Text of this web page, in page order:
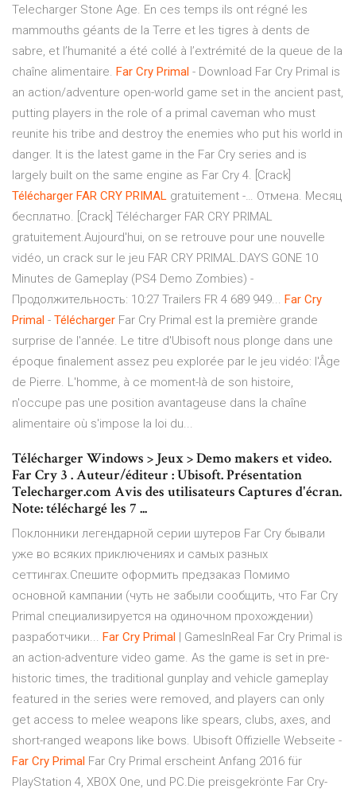
Telecharger Stone Age. En ces temps ils ont régné les
mammouths géants de la Terre et les tigres à dents de
sabre, et l’humanité a été collé à l’extrémité de la queue de la
chaîne alimentaire. Far Cry Primal - Download Far Cry Primal is
an action/adventure open-world game set in the ancient past,
putting players in the role of a primal caveman who must
reunite his tribe and destroy the enemies who put his world in
danger. It is the latest game in the Far Cry series and is
largely built on the same engine as Far Cry 4. [Crack]
Télécharger FAR CRY PRIMAL gratuitement -… Отмена. Месяц
бесплатно. [Crack] Télécharger FAR CRY PRIMAL
gratuitement.Aujourd'hui, on se retrouve pour une nouvelle
vidéo, un crack sur le jeu FAR CRY PRIMAL.DAYS GONE 10
Minutes de Gameplay (PS4 Demo Zombies) -
Продолжительность: 10:27 Trailers FR 4 689 949... Far Cry
Primal - Télécharger Far Cry Primal est la première grande
surprise de l'année. Le titre d'Ubisoft nous plonge dans une
époque finalement assez peu explorée par le jeu vidéo: l'Âge
de Pierre. L'homme, à ce moment-là de son histoire,
n'occupe pas une position avantageuse dans la chaîne
alimentaire où s'impose la loi du...
Télécharger Windows > Jeux > Demo makers et video.
Far Cry 3 . Auteur/éditeur : Ubisoft. Présentation
Telecharger.com Avis des utilisateurs Captures d'écran.
Note: téléchargé les 7 ...
Поклонники легендарной серии шутеров Far Cry бывали
уже во всяких приключениях и самых разных
сеттингах.Спешите оформить предзаказ Помимо
основной кампании (чуть не забыли сообщить, что Far Cry
Primal специализируется на одиночном прохождении)
разработчики... Far Cry Primal
| GamesInReal Far Cry Primal is
an action-adventure video game. As the game is set in pre-
historic times, the traditional gunplay and vehicle gameplay
featured in the series were removed, and players can only
get access to melee weapons like spears, clubs, axes, and
short-ranged weapons like bows. Ubisoft Offizielle Webseite -
Far Cry Primal Far Cry Primal erscheint Anfang 2016 für
PlayStation 4, XBOX One, und PC.Die preisgekrönte Far Cry-